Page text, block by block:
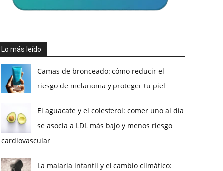
Lo más leído
Camas de bronceado: cómo reducir el
riesgo de melanoma y proteger tu piel
El aguacate y el colesterol: comer uno al día
se asocia a LDL más bajo y menos riesgo
cardiovascular
La malaria infantil y el cambio climático: